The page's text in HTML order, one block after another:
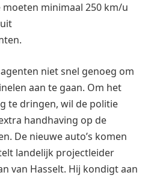
minimaal 250 km/u
niet snel genoeg om
aan te gaan. Om het
te dringen, wil de politie
handhaving op de
De nieuwe auto’s komen
landelijk projectleider
van Hasselt. Hij kondigt aan